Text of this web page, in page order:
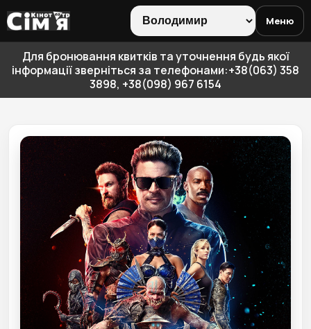
Меню
Для бронювання квитків та уточнення будь якої
інформації зверніться за телефонами:+38(063) 358
3898, +38(098) 967 6154